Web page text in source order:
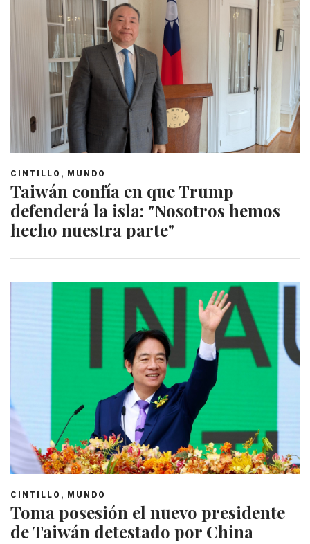
CINTILLO , MUNDO
Taiwán confía en que Trump
defenderá la isla: "Nosotros hemos
hecho nuestra parte"
CINTILLO , MUNDO
Toma posesión el nuevo presidente
de Taiwán detestado por China